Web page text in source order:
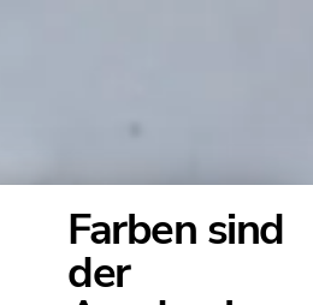
Farben sind
der